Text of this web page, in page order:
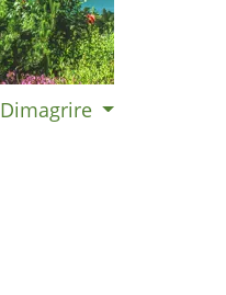
Dimagrire